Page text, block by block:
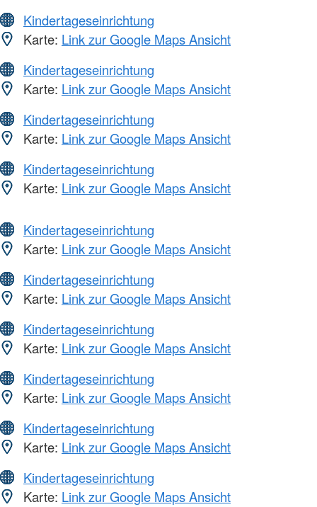
Kindertageseinrichtung
Karte: Link zur Google Maps Ansicht
Kindertageseinrichtung
Karte: Link zur Google Maps Ansicht
Kindertageseinrichtung
Karte: Link zur Google Maps Ansicht
Kindertageseinrichtung
Karte: Link zur Google Maps Ansicht
Kindertageseinrichtung
Karte: Link zur Google Maps Ansicht
Kindertageseinrichtung
Karte: Link zur Google Maps Ansicht
Kindertageseinrichtung
Karte: Link zur Google Maps Ansicht
Kindertageseinrichtung
Karte: Link zur Google Maps Ansicht
Kindertageseinrichtung
Karte: Link zur Google Maps Ansicht
Kindertageseinrichtung
Karte: Link zur Google Maps Ansicht